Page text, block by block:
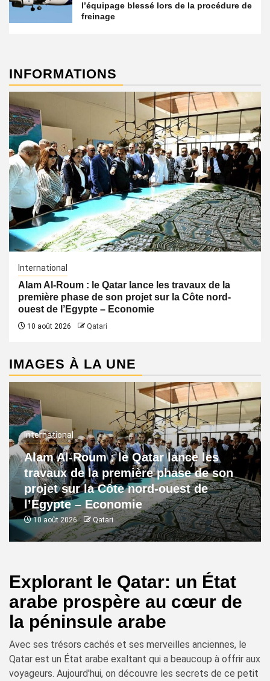
l’équipage blessé lors de la procédure de
freinage
INFORMATIONS
International
Alam Al-Roum : le Qatar lance les travaux de la
première phase de son projet sur la Côte nord-
ouest de l’Egypte – Economie
10 août 2026 Qatari
IMAGES À LA UNE
International
Alam Al-Roum : le Qatar lance les
travaux de la première phase de son
projet sur la Côte nord-ouest de
l’Egypte – Economie
10 août 2026 Qatari
Explorant le Qatar: un État
arabe prospère au cœur de
la péninsule arabe
Avec ses trésors cachés et ses merveilles anciennes, le
Qatar est un État arabe exaltant qui a beaucoup à offrir aux
voyageurs. Aujourd'hui, on découvre les secrets de ce petit